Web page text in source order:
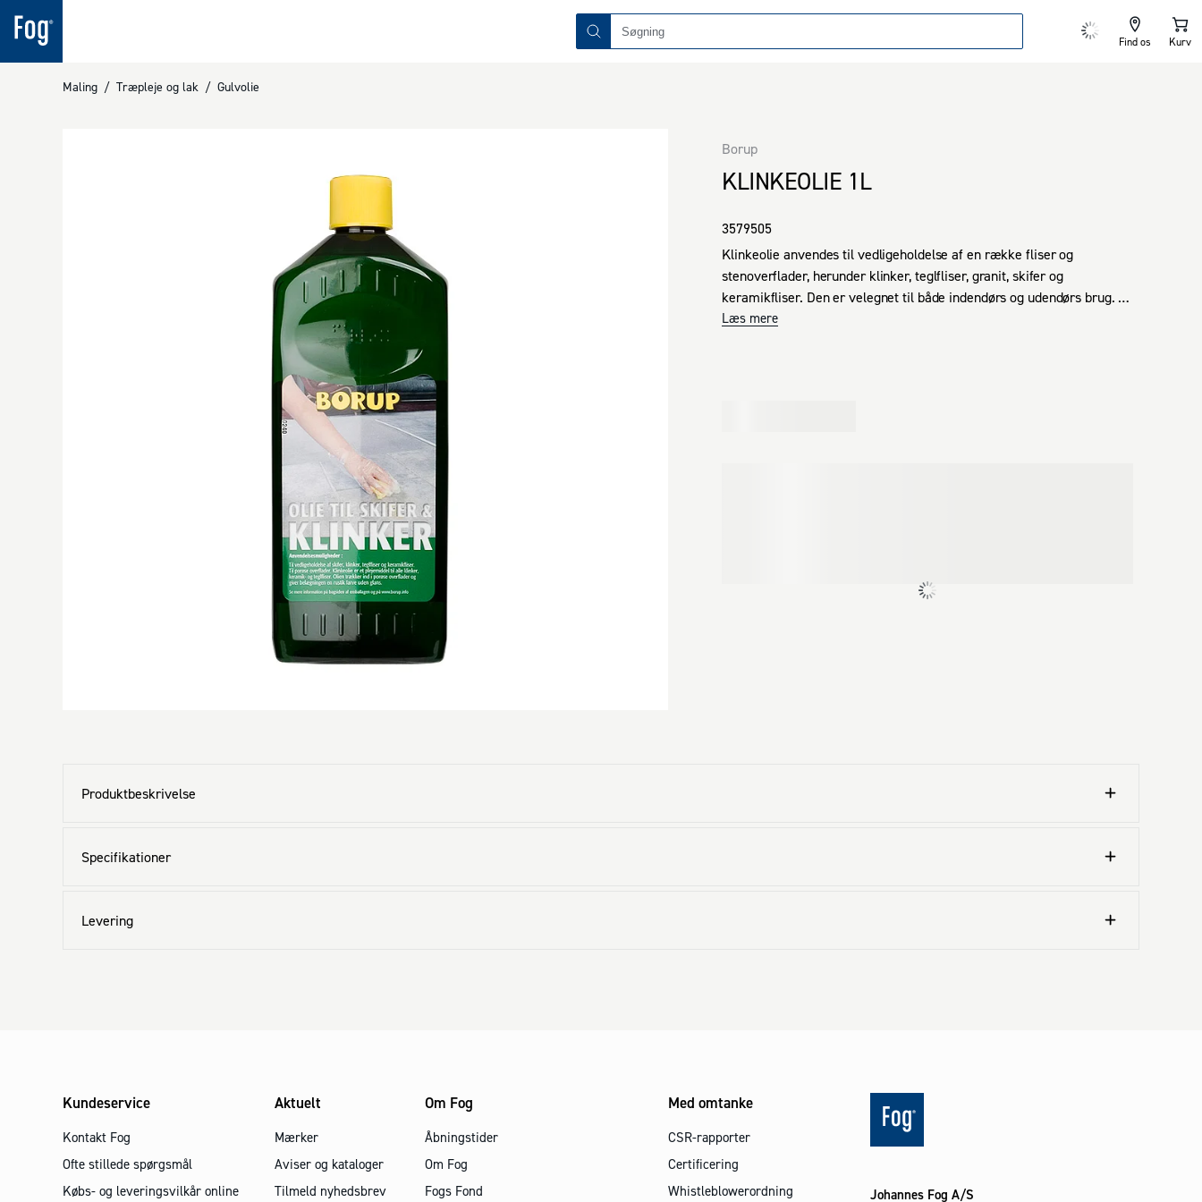
Find os Kurv
Maling / Træpleje og lak / Gulvolie
KLINKEOLIE 1L
Borup
3579505
Klinkeolie anvendes til vedligeholdelse af en række fliser og
stenoverflader, herunder klinker, teglfliser, granit, skifer og
keramikfliser. Den er velegnet til både indendørs og udendørs brug.
Produktet hjælper med at beskytte overfladerne, bevare deres
Læs mere
Produktbeskrivelse
Specifikationer
Levering
Kundeservice
Kontakt Fog
Ofte stillede spørgsmål
Købs- og leveringsvilkår online
Aktuelt
Mærker
Aviser og kataloger
Tilmeld nyhedsbrev
Om Fog
Åbningstider
Om Fog
Fogs Fond
Med omtanke
CSR-rapporter
Certificering
Whistleblowerordning
Johannes Fog A/S